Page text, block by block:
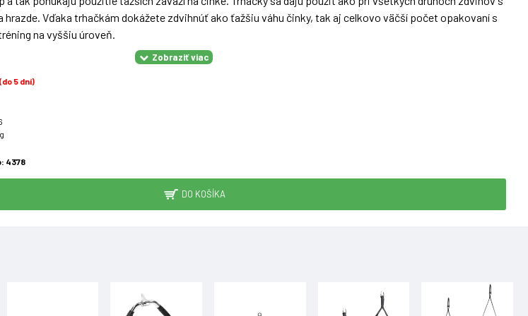
hrazde. Vďaka trhačkám dokážete zdvihnúť ako ťažšiu váhu činky, tak aj celkovo väčší počet opakovaní s
na vyššiu úroveň.
Šírka: 3,8 cm
5 dní)
4378
DO KOŠÍKA